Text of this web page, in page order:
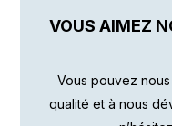
VOUS AIMEZ
Vous pouvez
qualité et à nous